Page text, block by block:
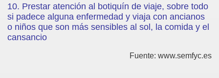
10. Prestar atención al botiquín de viaje, sobre todo
si padece alguna enfermedad y viaja con ancianos
o niños que son más sensibles al sol, la comida y el
cansancio
Fuente: www.semfyc.es